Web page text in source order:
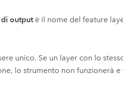
outputè il nome del feature
unico. Se un layer con lo
lo strumento non funzionerà